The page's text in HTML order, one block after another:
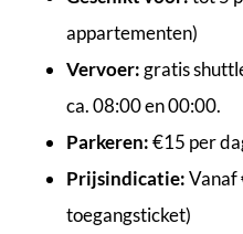
appartementen)
Vervoer: gratis
ca. 08:00 en 00:00.
Parkeren:€15 per
Prijsindicatie:Vanaf
toegangsticket)